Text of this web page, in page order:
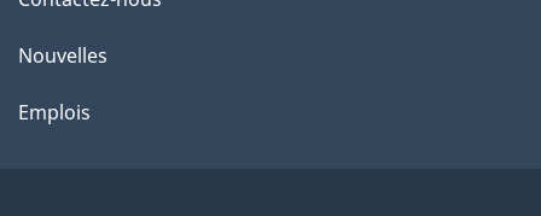
s
d
ce
site
Nouvelles
Emplois